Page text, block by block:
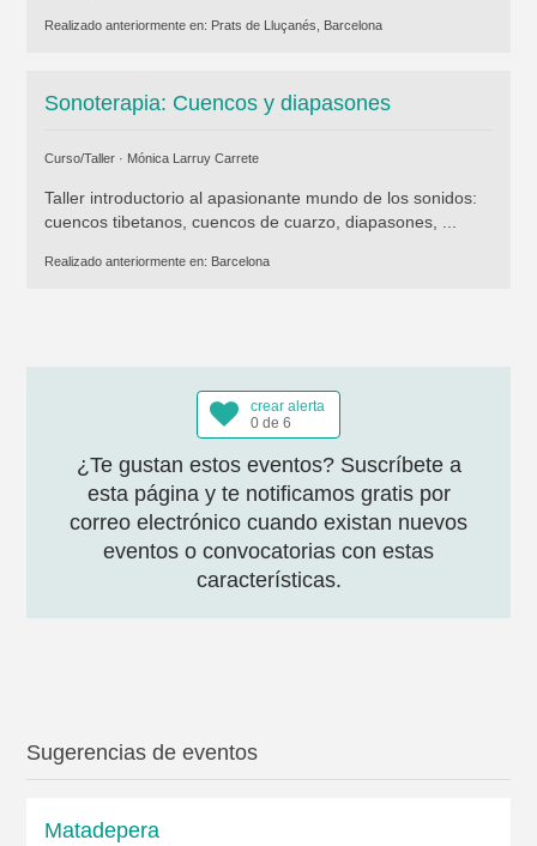
Realizado anteriormente en: Prats de Lluçanés, Barcelona
Sonoterapia: Cuencos y diapasones
Curso/Taller · Mónica Larruy Carrete
Taller introductorio al apasionante mundo de los sonidos:
cuencos tibetanos, cuencos de cuarzo, diapasones, ...
Realizado anteriormente en: Barcelona
crear alerta
0 de 6
¿Te gustan estos eventos? Suscríbete a
esta página y te notificamos gratis por
correo electrónico cuando existan nuevos
eventos o convocatorias con estas
características.
Sugerencias de eventos
Matadepera